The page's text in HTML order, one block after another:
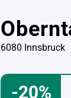
6080 Innsbruck
-20%